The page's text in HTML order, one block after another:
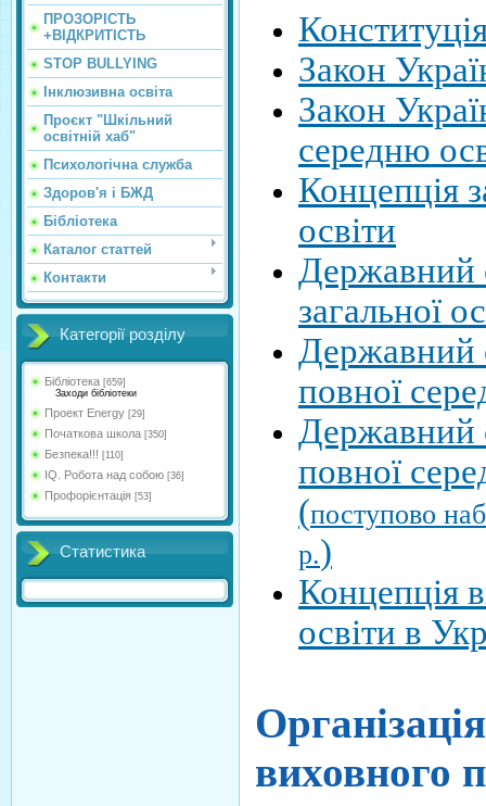
ПРОЗОРІСТЬ
+ВІДКРИТІСТЬ
STOP BULLYING
Інклюзивна освіта
Проєкт "Шкільний
освітній хаб"
Психологічна служба
Здоров'я і БЖД
Бібліотека
Каталог статтей
Контакти
Категорії розділу
Бібліотека [659]
Заходи бібліотеки
Проект Energy [29]
Початкова школа [350]
Безпека!!! [110]
IQ. Робота над собою [36]
Профорієнтація [53]
Статистика
Закон
Закон
середню
Концепція
освіти
Державний
загальної
Державний
повної
Державний
повної
(поступово
р.)
Концепція
освіти в
виховного